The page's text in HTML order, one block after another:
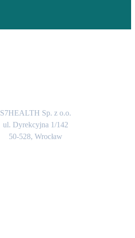
S7HEALTH Sp. z o.o.
ul. Dyrekcyjna 1/142
50-528, Wrocław